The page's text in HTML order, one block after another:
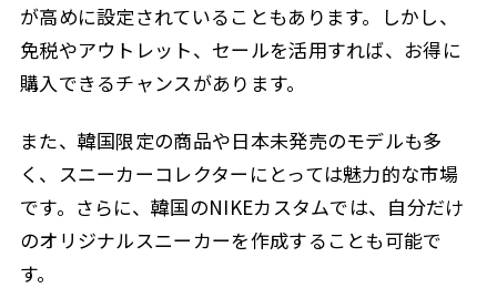
が高めに設定されていることもあります。しかし、
免税やアウトレット、セールを活用すれば、お得に
購入できるチャンスがあります。
また、韓国限定の商品や日本未発売のモデルも多
く、スニーカーコレクターにとっては魅力的な市場
です。さらに、韓国のNIKEカスタムでは、自分だけ
のオリジナルスニーカーを作成することも可能で
す。